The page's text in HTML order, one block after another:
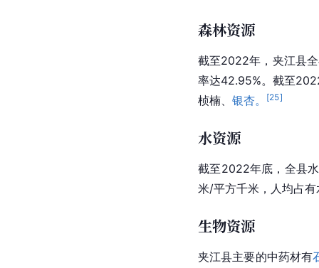
森林资源
截至2022年，夹江县
率达42.95%。截至
桢楠
银杏。 [25]
水资源
截至2022年底，全县
米/平方千米，人均占
生物资源
夹江县主要的中药材有